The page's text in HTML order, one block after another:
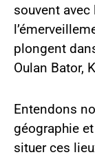
souvent
plongent
Oulan Bator,
Entendons
géographie
situer ces